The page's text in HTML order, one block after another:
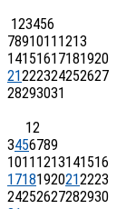
123456
7891011 1213
14151617181920
21222324252627
28293031
12
3456789
1011 1213141516
17181920212223
24252627282930